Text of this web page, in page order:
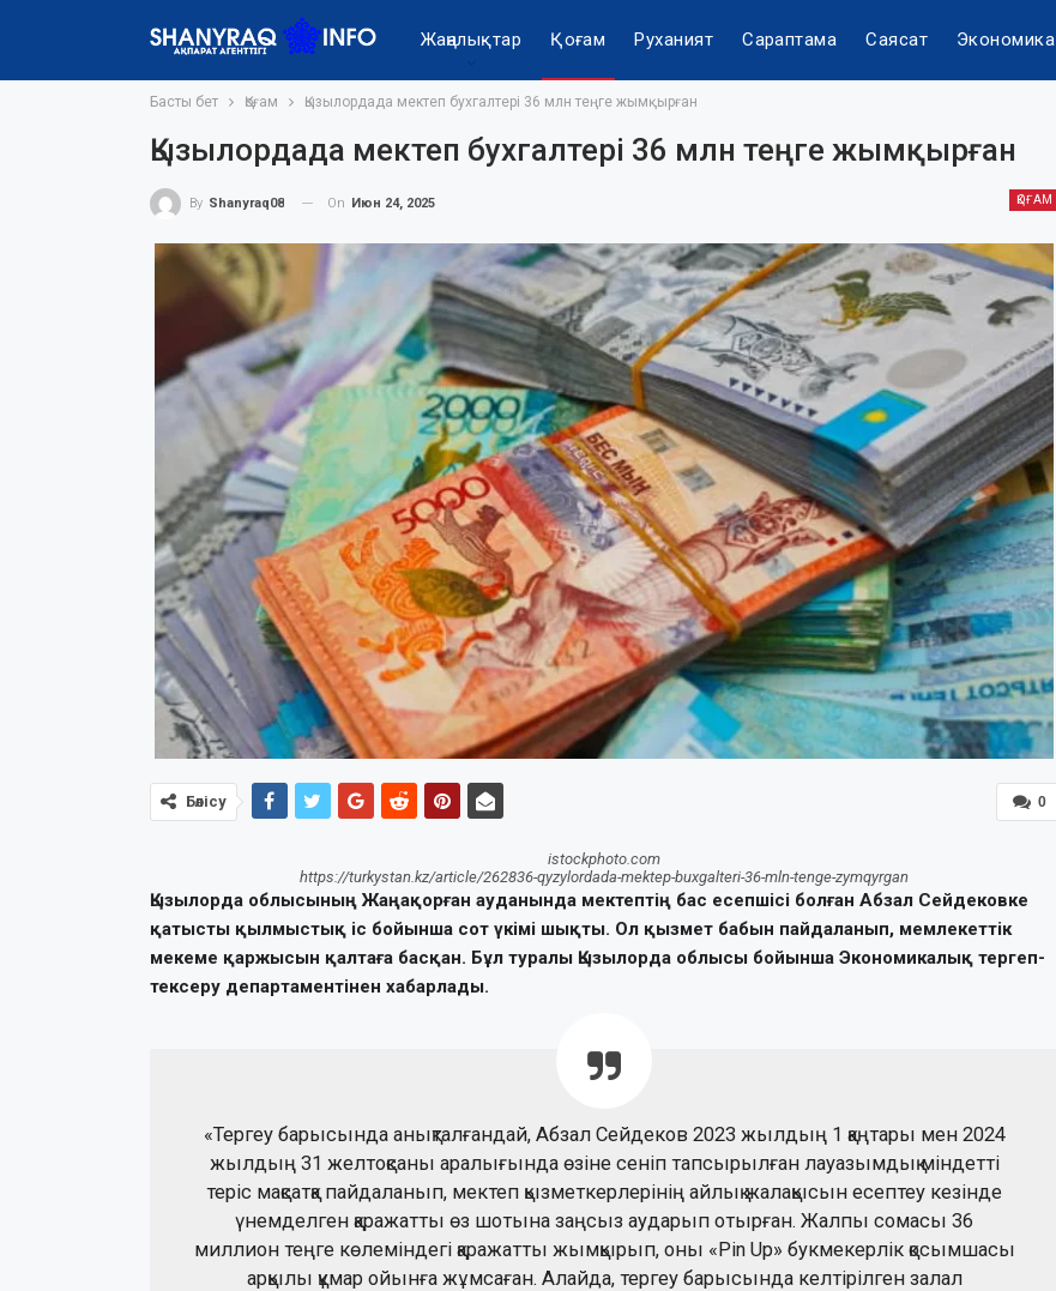
Жаңалықтар Қоғам Руханият Сараптама Саясат Экономика
Басты бет Қоғам Қызылордада мектеп бухгалтері 36 млн теңге жымқырған
Қызылордада мектеп бухгалтері 36 млн теңге жымқырған
ҚОҒАМ
By Shanyraq08 On Июн 24, 2025
0
Бөлісу
istockphoto.com
https://turkystan.kz/article/262836-qyzylordada-mektep-buxgalteri-36-mln-tenge-zymqyrgan
Қызылорда облысының Жаңақорған ауданында мектептің бас есепшісі болған Абзал Сейдековке
қатысты қылмыстық іс бойынша сот үкімі шықты. Ол қызмет бабын пайдаланып, мемлекеттік
мекеме қаржысын қалтаға басқан. Бұл туралы Қызылорда облысы бойынша Экономикалық тергеп-
тексеру департаментінен хабарлады.
«Тергеу барысында анықталғандай, Абзал Сейдеков 2023 жылдың 1 қаңтары мен 2024
жылдың 31 желтоқсаны аралығында өзіне сеніп тапсырылған лауазымдық міндетті
теріс мақсатқа пайдаланып, мектеп қызметкерлерінің айлық жалақысын есептеу кезінде
үнемделген қаражатты өз шотына заңсыз аударып отырған. Жалпы сомасы 36
миллион теңге көлеміндегі қаражатты жымқырып, оны «Pin Up» букмекерлік қосымшасы
арқылы құмар ойынға жұмсаған. Алайда, тергеу барысында келтірілген залал